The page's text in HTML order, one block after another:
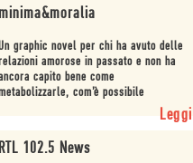
graphic novel per chi ha avuto delle
amorose in passato e non ha
capito bene come
com’è possibile
con quei ricordi, con tuttoLeggi
102.5 News